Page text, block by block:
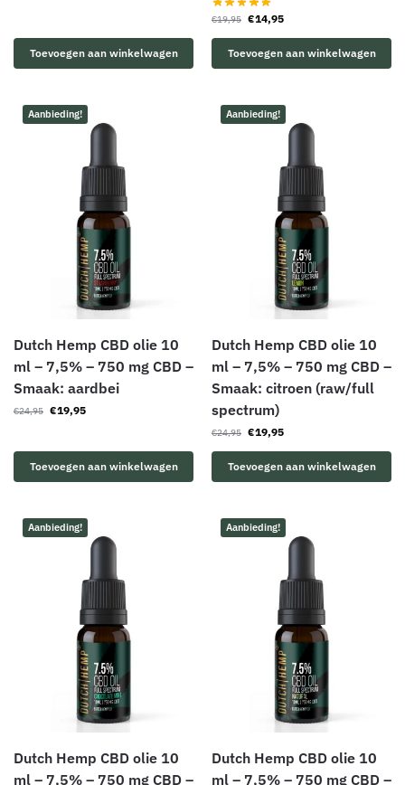
Toevoegen aan winkelwagen
€19,95 €14,95
Toevoegen aan winkelwagen
Aanbieding!
Dutch Hemp CBD olie 10
ml – 7,5% – 750 mg CBD –
Smaak: aardbei
€24,95 €19,95
Toevoegen aan winkelwagen
Aanbieding!
Dutch Hemp CBD olie 10
ml – 7,5% – 750 mg CBD –
Smaak: citroen (raw/full
spectrum)
€24,95 €19,95
Toevoegen aan winkelwagen
Aanbieding!
Dutch Hemp CBD olie 10
ml – 7,5% – 750 mg CBD –
Aanbieding!
Dutch Hemp CBD olie 10
ml – 7,5% – 750 mg CBD –